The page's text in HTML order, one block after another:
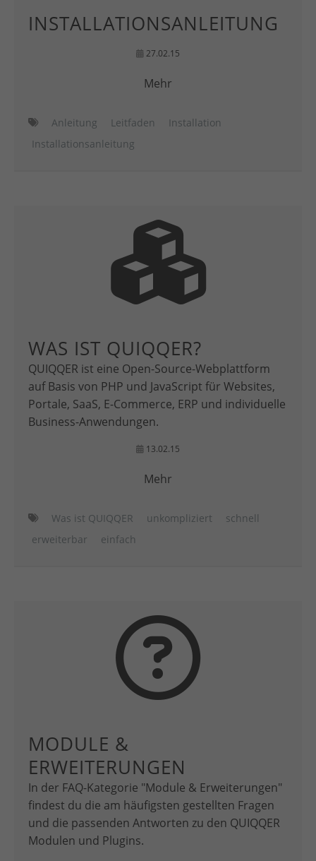
INSTALLATIONSANLEITUNG
27.02.15
Mehr
Anleitung Leitfaden
Installation
Installationsanleitung
WAS IST QUIQQER?
QUIQQER ist eine Open-Source-Webplattform
auf Basis von PHP und JavaScript für Websites,
Portale, SaaS, E-Commerce, ERP und individuelle
Business-Anwendungen.
13.02.15
Mehr
Was ist QUIQQER unkompliziert
schnell
erweiterbar
einfach
MODULE &
ERWEITERUNGEN
In der FAQ-Kategorie "Module & Erweiterungen"
findest du die am häufigsten gestellten Fragen
und die passenden Antworten zu den QUIQQER
Modulen und Plugins.